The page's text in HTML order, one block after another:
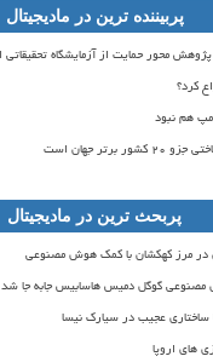
پربیننده ترین در مادیجیتال
کرد؟
مپ هم نبود
جهان است
پربحث ترین در مادیجیتال
در مرز کهکشان با کمک هوش مصنوعی
گوگل دمیس هاسابیس جابه جا شد
عجیب در سیارک نیسا
های اروپا